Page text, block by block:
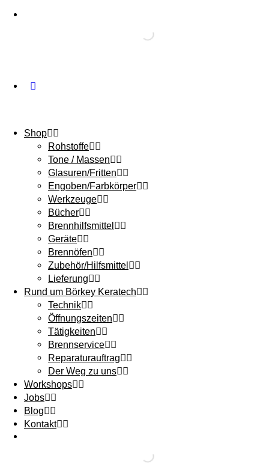
Shop
Rohstoffe
Tone / Massen
Glasuren/Fritten
Engoben/Farbkörper
Werkzeuge
Bücher
Brennhilfsmittel
Geräte
Brennöfen
Zubehör/Hilfsmittel
Lieferung
Rund um Börkey Keratech
Technik
Öffnungszeiten
Tätigkeiten
Brennservice
Reparaturauftrag
Der Weg zu uns
Workshops
Jobs
Blog
Kontakt